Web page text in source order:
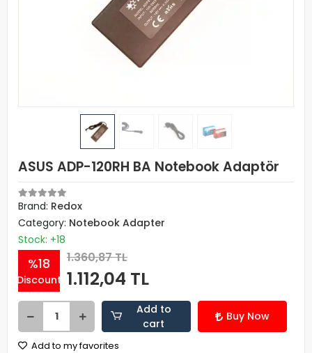
ASUS ADP-120RH BA Notebook Adaptör
Brand: Redox
Category: Notebook Adapter
Stock: +18
%18
Discount
1.360,87 TL
1.112,04 TL
Add to
cart
Buy Now
Add to my favorites